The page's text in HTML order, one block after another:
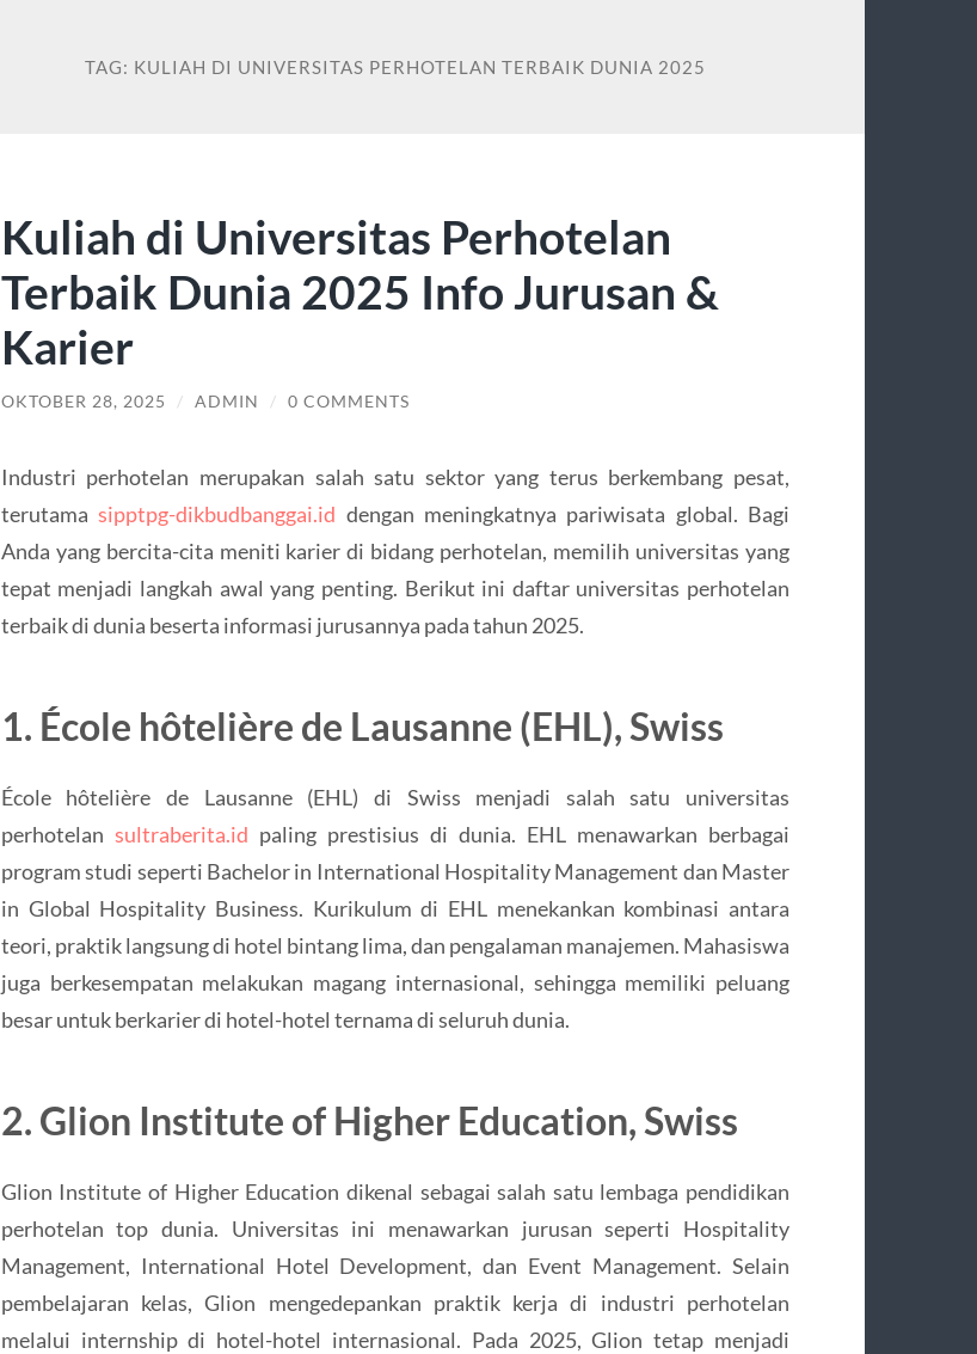
TAG: KULIAH DI UNIVERSITAS PERHOTELAN TERBAIK DUNIA 2025
Kuliah di Universitas Perhotelan
Terbaik Dunia 2025 Info Jurusan &
Karier
OKTOBER 28, 2025 / ADMIN / 0 COMMENTS
Industri perhotelan merupakan salah satu sektor yang terus berkembang pesat,
terutamasipptpg-dikbudbanggai.id dengan meningkatnya pariwisata global. Bagi
Anda yang bercita-cita meniti karier di bidang perhotelan, memilih universitas yang
tepat menjadi langkah awal yang penting. Berikut ini daftar universitas perhotelan
terbaik di dunia beserta informasi jurusannya pada tahun 2025.
1. École hôtelière de Lausanne (EHL), Swiss
École hôtelière de Lausanne (EHL) di Swiss menjadi salah satu universitas
perhotelan sultraberita.id paling prestisius di dunia. EHL menawarkan berbagai
program studi seperti Bachelor in International Hospitality Management dan Master
in Global Hospitality Business. Kurikulum di EHL menekankan kombinasi antara
teori, praktik langsung di hotel bintang lima, dan pengalaman manajemen. Mahasiswa
juga berkesempatan melakukan magang internasional, sehingga memiliki peluang
besar untuk berkarier di hotel-hotel ternama di seluruh dunia.
2. Glion Institute of Higher Education, Swiss
Glion Institute of Higher Education dikenal sebagai salah satu lembaga pendidikan
perhotelan top dunia. Universitas ini menawarkan jurusan seperti Hospitality
Management, International Hotel Development, dan Event Management. Selain
pembelajaran kelas, Glion mengedepankan praktik kerja di industri perhotelan
melalui internship di hotel-hotel internasional. Pada 2025, Glion tetap menjadi